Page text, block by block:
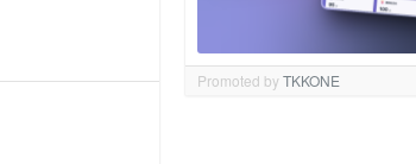
Promoted byTKKONE